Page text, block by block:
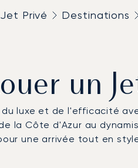
Privé Destinations
un
du luxe et de l'efficacité
la Côte d'Azur au
une arrivée tout en